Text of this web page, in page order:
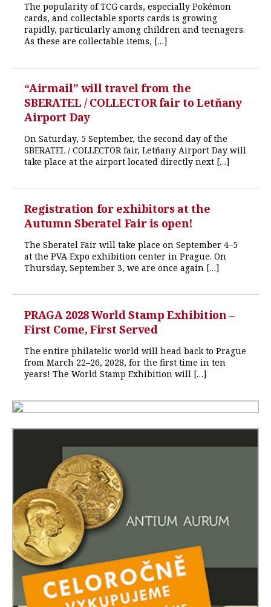
The popularity of TCG cards, especially Pokémon
cards, and collectable sports cards is growing
rapidly, particularly among children and teenagers.
As these are collectable items, […]
“Airmail” will travel from the
SBERATEL / COLLECTOR fair to Letňany
Airport Day
On Saturday, 5 September, the second day of the
SBERATEL / COLLECTOR fair, Letňany Airport Day will
take place at the airport located directly next […]
Registration for exhibitors at the
Autumn Sberatel Fair is open!
The Sberatel Fair will take place on September 4–5
at the PVA Expo exhibition center in Prague. On
Thursday, September 3, we are once again […]
PRAGA 2028 World Stamp Exhibition –
First Come, First Served
The entire philatelic world will head back to Prague
from March 22–26, 2028, for the first time in ten
years! The World Stamp Exhibition will […]